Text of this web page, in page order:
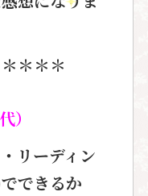
＊＊＊
リーディン
できるか